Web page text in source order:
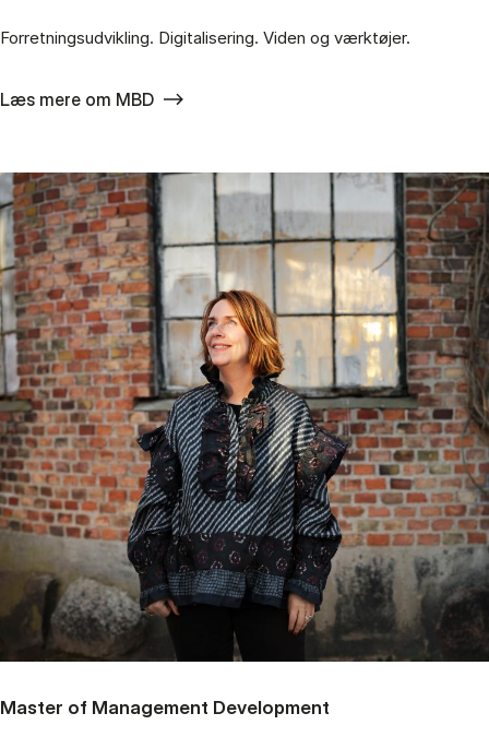
Forretningsudvikling. Digitalisering. Viden og værktøjer.
Læs mere om MBD
Master of Management Development